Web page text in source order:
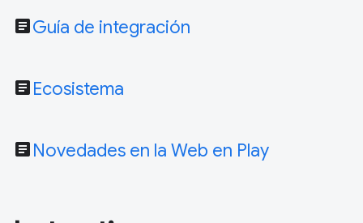
articleGuía de integración
article Ecosistema
article Novedades en la Web en Play